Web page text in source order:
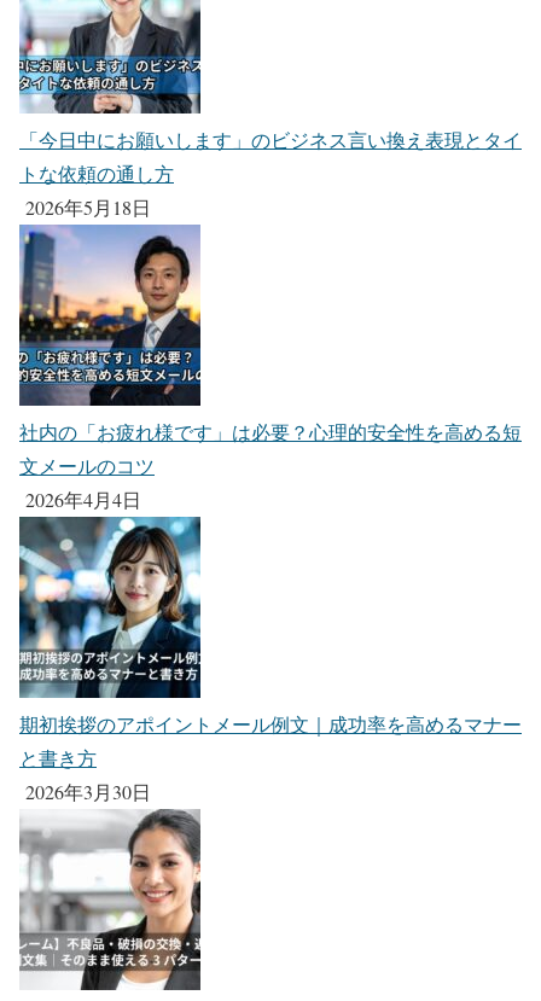
「今日中にお願いします」のビジネス言い換え表現とタイ
トな依頼の通し方
2026年5月18日
社内の「お疲れ様です」は必要？心理的安全性を高める短
文メールのコツ
2026年4月4日
期初挨拶のアポイントメール例文｜成功率を高めるマナー
と書き方
2026年3月30日